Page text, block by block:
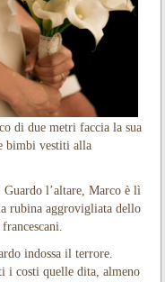
di due metri faccia la sua
bimbi vestiti alla
l’altare, Marco è lì
rubina aggrovigliata dello
indossa il terrore.
i costi quelle dita, almeno